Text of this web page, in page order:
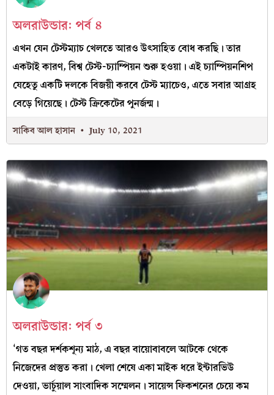
অলরাউন্ডার: পর্ব ৪
এখন যেন টেস্টম্যাচ খেলতে আরও উৎসাহিত বোধ করছি। তার
একটাই কারণ, বিশ্ব টেস্ট-চ্যাম্পিয়ন শুরু হওয়া। এই চ্যাম্পিয়নশিপ
যেহেতু একটি দলকে বিজয়ী করবে টেস্ট ম্যাচেও, এতে সবার আগ্রহ
বেড়ে গিয়েছে। টেস্ট ক্রিকেটের পুনর্জন্ম।
সাকিব আল হাসান July 10, 2021
অলরাউন্ডার: পর্ব ৩
‘গত বছর দর্শকশূন্য মাঠ, এ বছর বায়োবাবলে আটকে থেকে
নিজেদের প্রস্তুত করা। খেলা শেষে একা মাইক ধরে ইন্টারভিউ
দেওয়া, ভার্চুয়াল সাংবাদিক সম্মেলন। সায়েন্স ফিকশনের চেয়ে কম